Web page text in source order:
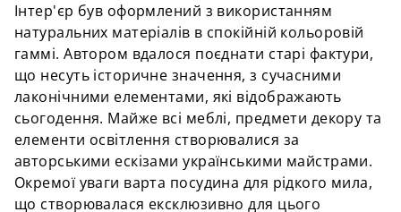
Інтер'єр був оформлений з використанням
натуральних матеріалів в спокійній кольоровій
гаммі. Автором вдалося поєднати старі фактури,
що несуть історичне значення, з сучасними
лаконічними елементами, які відображають
сьогодення. Майже всі меблі, предмети декору та
елементи освітлення створювалися за
авторськими ескізами українськими майстрами.
Окремої уваги варта посудина для рідкого мила,
що створювалася ексклюзивно для цього